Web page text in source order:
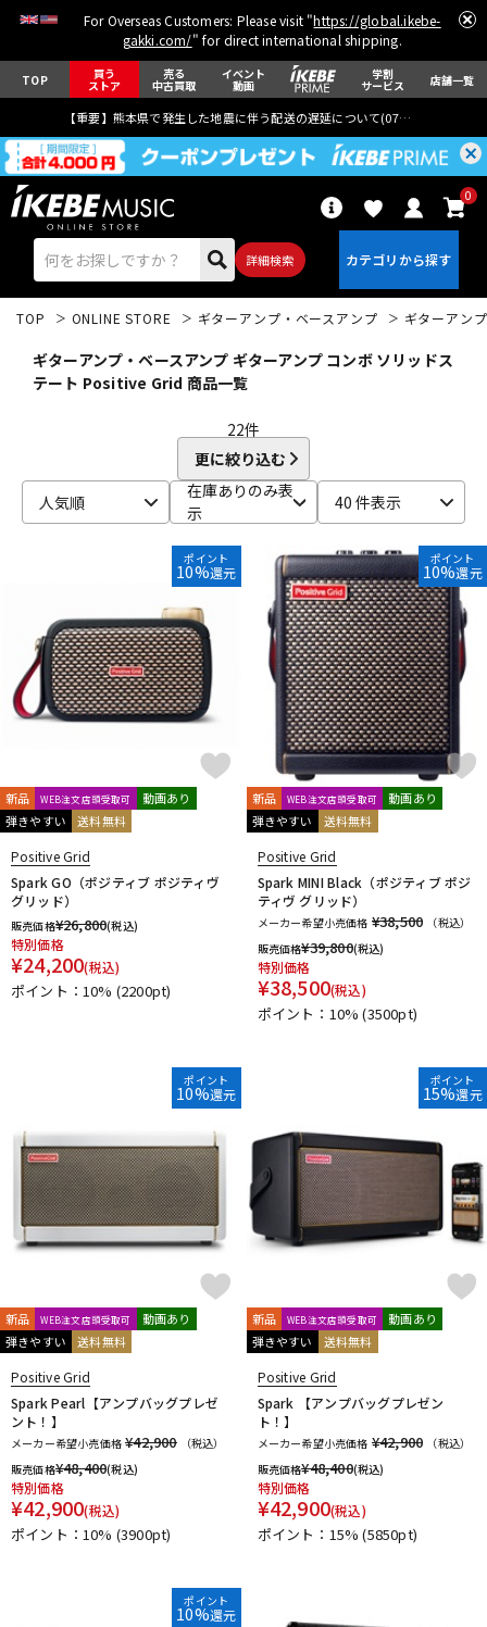
For Overseas Customers: Please visit "https://global.ikebe-
gakki.com/" for direct international shipping.
TOP 買う
ストア
売る
中古買取
イベント
動画
学割
サービス 店舗一覧
【重要】熊本県で発生した地震に伴う配送の遅延について(07月29日
詳細検索
0
ベース ウクレレ
パーカッション
キーボード 電子ピアノ
その他楽器
アンプ エフェクター
DTM
DTM オンライン納品 レコーディング機器
配信/ライブ機器
中古 ヴィンテージ
TOP ONLINE STORE ギターアンプ・ベースアンプ ギターアンプ
ギターアンプ・ベースアンプ ギターアンプ コンボ ソリッドス
テート Positive Grid 商品一覧
22件
更に絞り込む
人気順
在庫ありのみ表
示
40 件表示
ポイント
10%還元
新品 WEB注文店頭受取可
動画あり
弾きやすい
送料無料
Positive Grid
Spark GO（ポジティブ ポジティヴ
グリッド）
販売価格¥26,800(税込)
特別価格
¥24,200(税込)
ポイント：10% (2200pt)
ポイント
10%還元
新品 WEB注文店頭受取可
動画あり
弾きやすい
送料無料
Positive Grid
Spark MINI Black（ポジティブ ポジ
ティヴ グリッド）
メーカー希望小売価格 ¥38,500
（税込）
販売価格¥39,800(税込)
特別価格
¥38,500(税込)
ポイント：10%(3500pt)
ポイント
10%還元
新品 WEB注文店頭受取可
動画あり
弾きやすい
送料無料
Positive Grid
Spark Pearl【アンプバッグプレゼ
ント！】
メーカー希望小売価格 ¥42,900
（税込）
販売価格¥48,400(税込)
特別価格
¥42,900(税込)
ポイント：10% (3900pt)
ポイント
15%還元
新品 WEB注文店頭受取可
動画あり
弾きやすい
送料無料
Positive Grid
Spark 【アンプバッグプレゼン
ト！】
メーカー希望小売価格 ¥42,900
（税込）
販売価格¥48,400(税込)
特別価格
¥42,900(税込)
ポイント：15%(5850pt)
ポイント
10%還元